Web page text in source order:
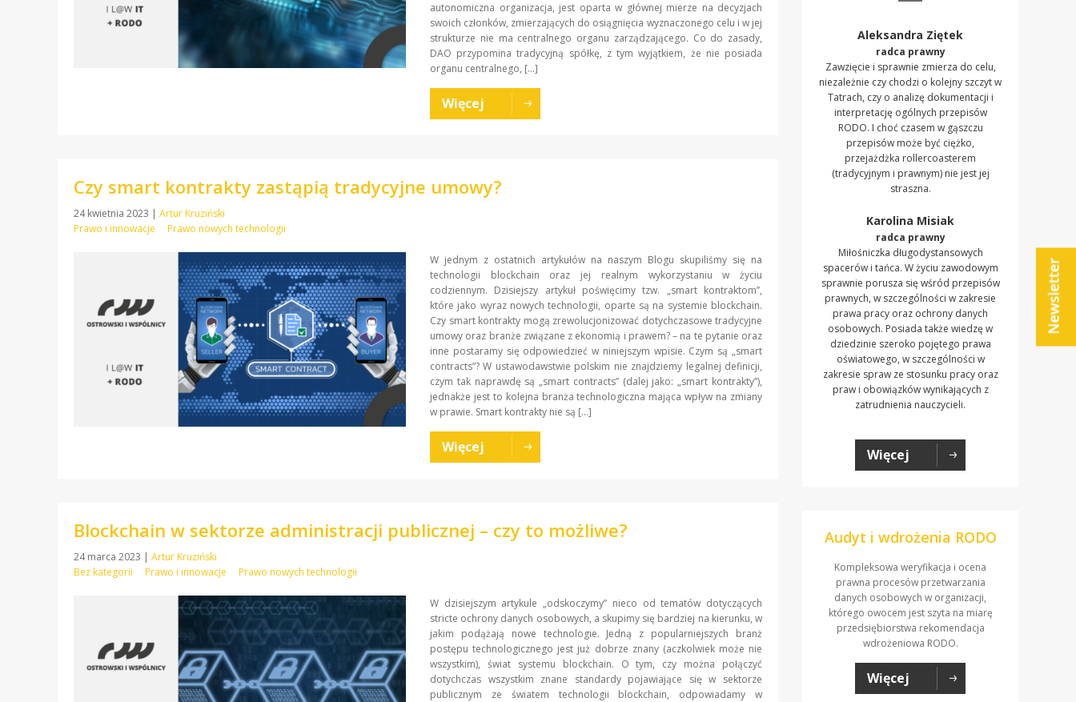
autonomiczna organizacja, jest oparta w głównej mierze na decyzjach
swoich członków, zmierzających do osiągnięcia wyznaczonego celu i w jej
strukturze nie ma centralnego organu zarządzającego. Co do zasady,
DAO przypomina tradycyjną spółkę, z tym wyjątkiem, że nie posiada
organu centralnego, […]
Więcej
Czy smart kontrakty zastąpią tradycyjne umowy?
24 kwietnia 2023 | Artur Kruziński
Prawo i innowacje
Prawo nowych technologii
W jednym z ostatnich artykułów na naszym Blogu skupiliśmy się na
technologii blockchain oraz jej realnym wykorzystaniu w życiu
codziennym. Dzisiejszy artykuł poświęcimy tzw. „smart kontraktom”,
które jako wyraz nowych technologii, oparte są na systemie blockchain.
Czy smart kontrakty mogą zrewolucjonizować dotychczasowe tradycyjne
umowy oraz branże związane z ekonomią i prawem? – na te pytanie oraz
inne postaramy się odpowiedzieć w niniejszym wpisie. Czym są „smart
contracts”? W ustawodawstwie polskim nie znajdziemy legalnej definicji,
czym tak naprawdę są „smart contracts” (dalej jako: „smart kontrakty”),
jednakże jest to kolejna branża technologiczna mająca wpływ na zmiany
w prawie. Smart kontrakty nie są […]
Więcej
Blockchain w sektorze administracji publicznej – czy to możliwe?
24 marca 2023 | Artur Kruziński
Bez kategorii
Prawo i innowacje Prawo nowych technologii
W dzisiejszym artykule „odskoczymy” nieco od tematów dotyczących
stricte ochrony danych osobowych, a skupimy się bardziej na kierunku, w
jakim podążają nowe technologie. Jedną z popularniejszych branż
postępu technologicznego jest już dobrze znany (aczkolwiek może nie
wszystkim), świat systemu blockchain. O tym, czy można połączyć
dotychczas wszystkim znane standardy pojawiające się w sektorze
publicznym ze światem technologii blockchain, odpowiadamy w
Aleksandra Ziętek
radca prawny
Zawzięcie i sprawnie zmierza do celu,
niezależnie czy chodzi o kolejny szczyt w
Tatrach, czy o analizę dokumentacji i
interpretację ogólnych przepisów
RODO. I choć czasem w gąszczu
przepisów może być ciężko,
przejażdżka rollercoasterem
(tradycyjnym i prawnym) nie jest jej
straszna.
Karolina Misiak
radca prawny
Miłośniczka długodystansowych
spacerów i tańca. W życiu zawodowym
sprawnie porusza się wśród przepisów
prawnych, w szczególności w zakresie
prawa pracy oraz ochrony danych
osobowych. Posiada także wiedzę w
dziedzinie szeroko pojętego prawa
oświatowego, w szczególności w
zakresie spraw ze stosunku pracy oraz
praw i obowiązków wynikających z
zatrudnienia nauczycieli.
Więcej
Audyt i wdrożenia RODO
Kompleksowa weryfikacja i ocena
prawna procesów przetwarzania
danych osobowych w organizacji,
którego owocem jest szyta na miarę
przedsiębiorstwa rekomendacja
wdrożeniowa RODO.
Więcej